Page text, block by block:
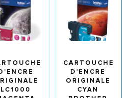
LC1000
CARTOUCHE
D’ENCRE
ORIGINALE
CYAN